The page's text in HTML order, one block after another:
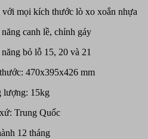
mọi kích thước lò xo xoắn nhựa
canh lề, chỉnh gáy
bỏ lỗ 15, 20 và 21
470x395x426 mm
15kg
Trung Quốc
12 tháng